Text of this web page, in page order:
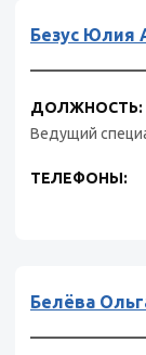
Безус Юлия
ДОЛЖНОСТЬ:
Ведущий
ТЕЛЕФОНЫ:
Белёва